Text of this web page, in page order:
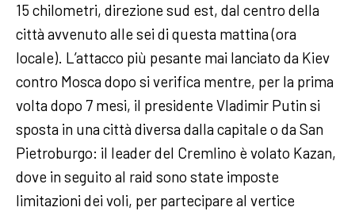
15 chilometri, direzione sud est, dal centro della
città avvenuto alle sei di questa mattina (ora
locale). L’attacco più pesante mai lanciato da Kiev
contro Mosca dopo si verifica mentre, per la prima
volta dopo 7 mesi, il presidente Vladimir Putin si
sposta in una città diversa dalla capitale o da San
Pietroburgo: il leader del Cremlino è volato Kazan,
dove in seguito al raid sono state imposte
limitazioni dei voli, per partecipare al vertice